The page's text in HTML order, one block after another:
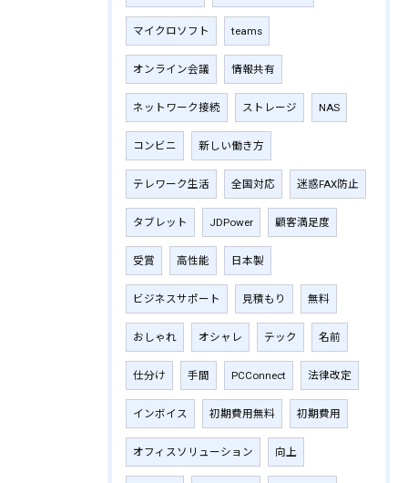
マイクロソフト teams
オンライン会議 情報共有
ネットワーク接続 ストレージ NAS
コンビニ 新しい働き方
テレワーク生活 全国対応 迷惑FAX防止
タブレット JDPower 顧客満足度
受賞 高性能 日本製
ビジネスサポート 見積もり 無料
おしゃれ オシャレ テック 名前
仕分け 手間 PCConnect 法律改定
インボイス 初期費用無料 初期費用
オフィスソリューション 向上